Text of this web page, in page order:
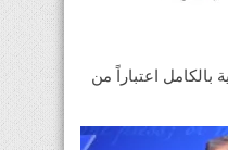
بالكامل اعتباراً من